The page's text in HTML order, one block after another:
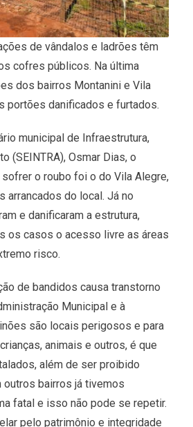
de vândalos e ladrões têm
cofres públicos. Na última
dos bairros Montanini e Vila
portões danificados e furtados.
municipal de Infraestrutura,
(SEINTRA), Osmar Dias, o
o roubo foi o do Vila Alegre,
arrancados do local. Já no
e danificaram a estrutura,
os casos o acesso livre as áreas
risco.
de bandidos causa transtorno
Municipal e à
são locais perigosos e para
animais e outros, é que
além de ser proibido
outros bairros já tivemos
fatal e isso não pode se repetir.
pelo patrimônio e integridade